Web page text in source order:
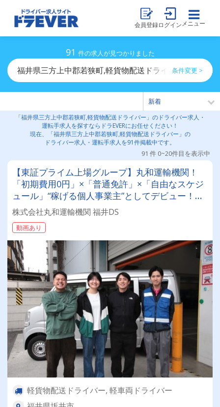
会員登録ログイン メニュー
91 件の求人が見つかりました
福井県三方上中郡若狭町,軽貨物配送ドライバーのドライ
条件変更 >
「福井県三方上中郡若狭町,軽貨物配送ドライバー」のドライバー求人・
運転手求人を探すならドラEVERにお任せください！
現在、「福井県三方上中郡若狭町,軽貨物配送ドライバー」の
ドライバー求人・運転手求人を91件掲載中です。
91 件 0~20件目を表示中
【東証プライム上場グループ】丸和運輸機関！
「初期費用0円」×「普通免許」×「自由なスケジ
ュール」“稼げる個人事業主”としてデビュー！確
定申告など充実のサポート体制も♪
株式会社丸和運輸機関 福井DS
動画あり
軽貨物配送ドライバー, 軽車両ドライバー